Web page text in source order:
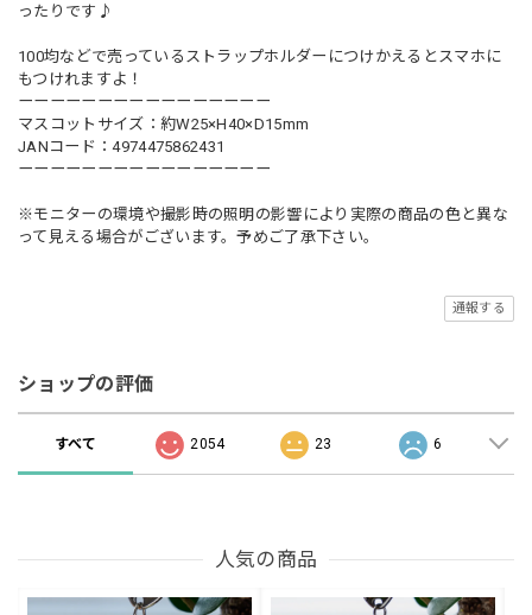
ったりです♪
100均などで売っているストラップホルダーにつけかえるとスマホに
もつけれますよ！
ーーーーーーーーーーーーーーーー
マスコットサイズ：約W25×H40×D15mm
JANコード：4974475862431
ーーーーーーーーーーーーーーーー
※モニターの環境や撮影時の照明の影響により実際の商品の色と異な
って見える場合がございます。予めご了承下さい。
通報する
ショップの評価
すべて 2054 23 6
人気の商品